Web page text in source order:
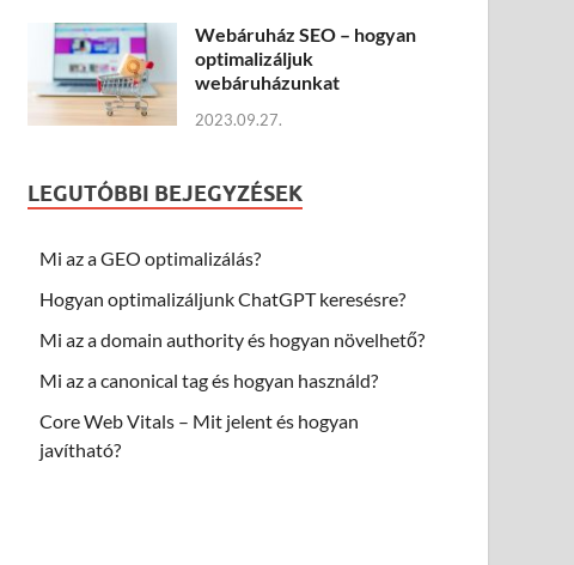
Webáruház SEO – hogyan
optimalizáljuk
webáruházunkat
2023.09.27.
LEGUTÓBBI BEJEGYZÉSEK
Mi az a GEO optimalizálás?
Hogyan optimalizáljunk ChatGPT keresésre?
Mi az a domain authority és hogyan növelhető?
Mi az a canonical tag és hogyan használd?
Core Web Vitals – Mit jelent és hogyan
javítható?